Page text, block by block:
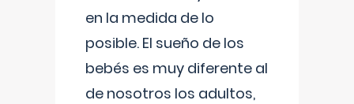
en la medida de lo
posible. El sueño de los
bebés es muy diferente al
de nosotros los adultos,